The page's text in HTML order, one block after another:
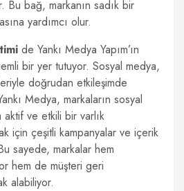
Bu bağ, markanın sadık bir
yardımcı olur.
de Yankı Medya Yapım’ın
bir yer tutuyor. Sosyal medya,
doğrudan etkileşimde
Medya, markaların sosyal
aktif ve etkili bir varlık
için çeşitli kampanyalar ve içerik
sayede, markalar hem
hem de müşteri geri
alabiliyor.